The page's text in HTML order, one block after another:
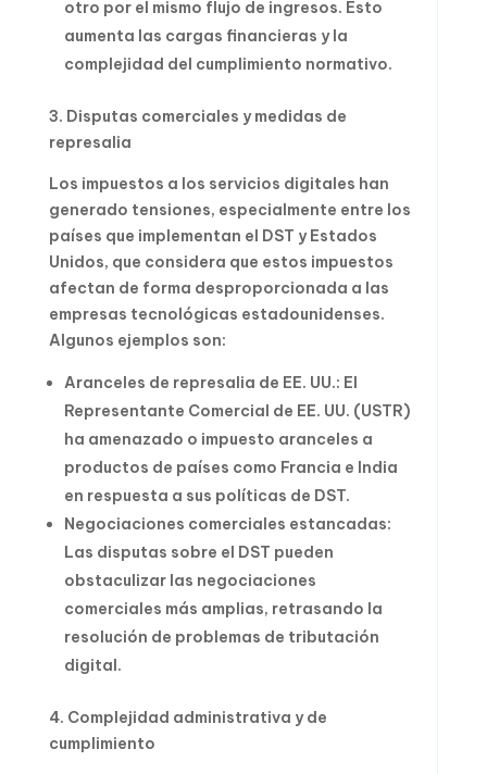
otro por el mismo flujo de ingresos. Esto
aumenta las cargas financieras y la
complejidad del cumplimiento normativo.
3. Disputas comerciales y medidas de
represalia
Los impuestos a los servicios digitales han
generado tensiones, especialmente entre los
países que implementan el DST y Estados
Unidos, que considera que estos impuestos
afectan de forma desproporcionada a las
empresas tecnológicas estadounidenses.
Algunos ejemplos son:
Aranceles de represalia de EE. UU.: El
Representante Comercial de EE. UU. (USTR)
ha amenazado o impuesto aranceles a
productos de países como Francia e India
en respuesta a sus políticas de DST.
Negociaciones comerciales estancadas:
Las disputas sobre el DST pueden
obstaculizar las negociaciones
comerciales más amplias, retrasando la
resolución de problemas de tributación
digital.
4. Complejidad administrativa y de
cumplimiento